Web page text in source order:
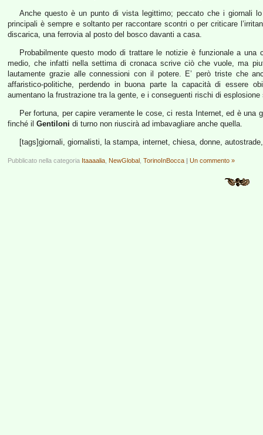
Anche questo è un punto di vista legittimo; peccato che i giornali
principali è sempre e soltanto per raccontare scontri o per criticare
discarica, una ferrovia al posto del bosco davanti a casa.
Probabilmente questo modo di trattare le notizie è funzionale a
medio, che infatti nella settima di cronaca scrive ciò che vuole, ma
lautamente grazie alle connessioni con il potere. E’ però triste che
affaristico-politiche, perdendo in buona parte la capacità di essere
aumentano la frustrazione tra la gente, e i conseguenti rischi di esplosione
Per fortuna, per capire veramente le cose, ci resta Internet, ed è una
finché il Gentiloni di turno non riuscirà ad imbavagliare anche quella.
[tags]giornali, giornalisti, la stampa, internet, chiesa, donne,
Pubblicato nella categoria Itaaaalia NewGlobal TorinoInBocca | Un commento »